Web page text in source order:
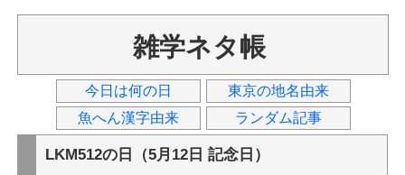
雑学ネタ帳
今日は何の日
東京の地名由来
魚へん漢字由来
ランダム記事
LKM512の日（5月12日 記念日）